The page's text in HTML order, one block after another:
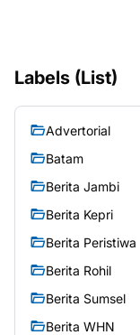
Labels (List)
Advertorial
Batam
Berita Jambi
Berita Kepri
Berita Peristiwa
Berita Rohil
Berita Sumsel
Berita WHN